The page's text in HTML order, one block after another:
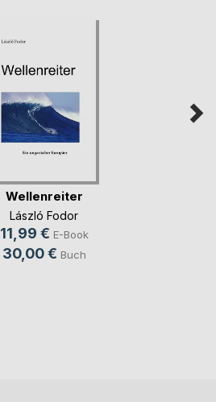
Wellenreiter
László Fodor
11,99 € E-Book
30,00 € Buch